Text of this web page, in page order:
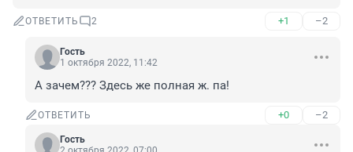
ОТВЕТИТЬ 2 +1 –2
Гость
1 октября 2022, 11:42
А зачем??? Здесь же полная ж. па!
ОТВЕТИТЬ +0 –2
Гость